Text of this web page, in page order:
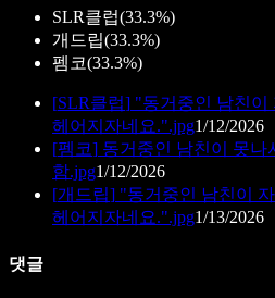
SLR클럽(33.3%)
개드립(33.3%)
펨코(33.3%)
[SLR클럽] "동거중인 남친이
헤어지자네요.".jpg1/12/2026
[펨코] 동거중인 남친이 못나
함.jpg1/12/2026
[개드립] "동거중인 남친이
헤어지자네요.".jpg1/13/2026
댓글